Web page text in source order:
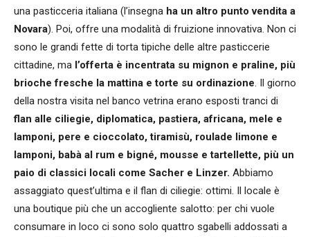
una pasticceria italiana (l’insegna ha un altro punto vendita a
Novara). Poi, offre una modalità di fruizione innovativa. Non ci
sono le grandi fette di torta tipiche delle altre pasticcerie
cittadine, ma l’offerta è incentrata su mignon e praline, più
brioche fresche la mattina e torte su ordinazione. Il giorno
della nostra visita nel banco vetrina erano esposti tranci di
flan alle ciliegie, diplomatica, pastiera, africana, mele e
lamponi, pere e cioccolato, tiramisù, roulade limone e
lamponi, babà al rum e bigné, mousse e tartellette, più un
paio di classici locali come Sacher e Linzer. Abbiamo
assaggiato quest’ultima e il flan di ciliegie: ottimi. Il locale è
una boutique più che un accogliente salotto: per chi vuole
consumare in loco ci sono solo quattro sgabelli addossati a